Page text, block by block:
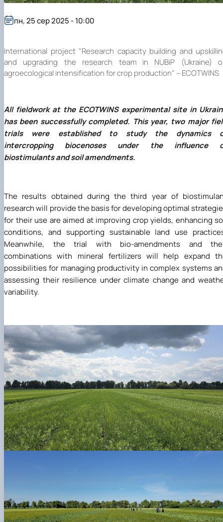
International project "Research capacity building and
and upgrading the research team in NUBiP (Ukraine)
agroecological intensification for crop production" – ECOTWINS
All fieldwork at the ECOTWINS experimental site in
has been successfully completed. This year, two major
trials were established to study the dynamics
intercropping biocenoses under the influence
biostimulants and soil amendments.
The results obtained during the third year of
research will provide the basis for developing optimal
for their use are aimed at improving crop yields, enhancing
conditions, and supporting sustainable land use
Meanwhile, the trial with bio-amendments and
combinations with mineral fertilizers will help expand
possibilities for managing productivity in complex systems
assessing their resilience under climate change and
variability.
пн, 25 сер 2025 - 10:00